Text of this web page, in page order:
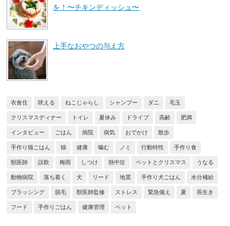
を！〜チキンディッシュ〜
上手なおやつの与え方
衣食住 吠える ねこじゃらし シャンプー ダニ 毛玉
クリスマスディナー トイレ 夏休み ドライブ 高齢 肥満
インタビュー ごはん 病院 病気 おでかけ 散歩
手作り猫ごはん 猫 健康 噛む ノミ 行動特性 手作り食
獣医師 誤飲 梅雨 しつけ 熱中症 ペットとクリスマス うなる
動物病院 落ち着く 犬 リード 地震 手作り犬ごはん 水分補給
ブラッシング 脱毛 獣医師監修 ストレス 緊急備え 夏 長生き
フード 手作りごはん 健康管理 ペット